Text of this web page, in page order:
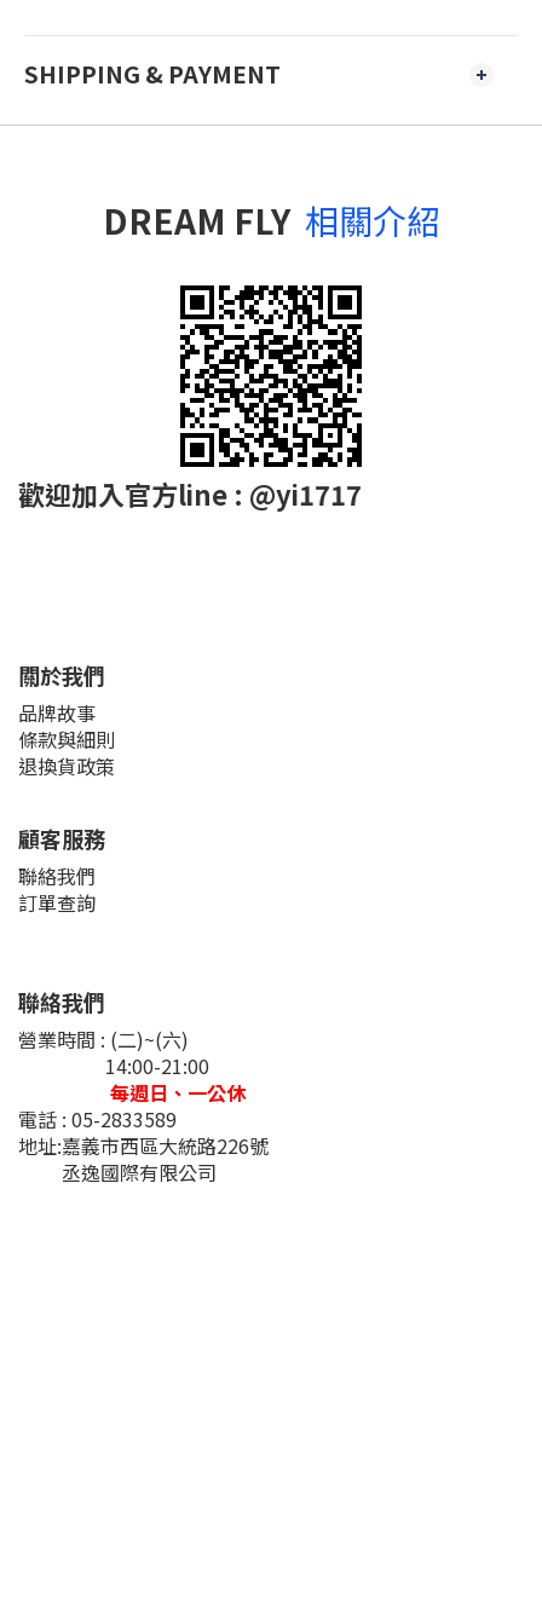
SHIPPING & PAYMENT
DREAM FLY 相關介紹
歡迎加入官方line : @yi1717
關於我們
品牌故事
條款與細則
退換貨政策
顧客服務
聯絡我們
訂單查詢
聯絡我們
營業時間 : (二)~(六)
14:00-21:00
每週日、一公休
電話 : 05-2833589
地址:嘉義市西區大統路226號
丞逸國際有限公司